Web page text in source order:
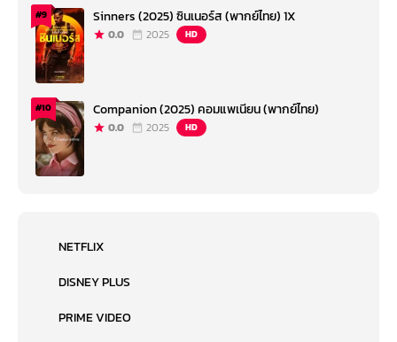
#9 Sinners (2025) ซินเนอร์ส (พากย์ไทย) 1X
0.0 2025 HD
#10 Companion (2025) คอมแพเนียน (พากย์ไทย)
0.0 2025 HD
NETFLIX
DISNEY PLUS
PRIME VIDEO